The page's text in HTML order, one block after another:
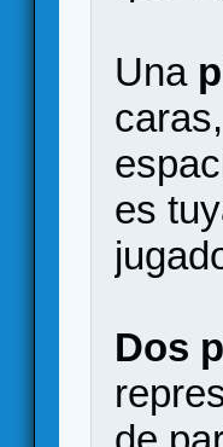
Una
es
Dos